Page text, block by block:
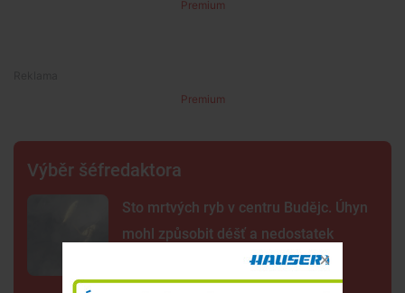
Premium
Premium
Výběr šéfredaktora
Sto mrtvých ryb v centru Budějc. Úhyn
mohl způsobit déšť a nedostatek